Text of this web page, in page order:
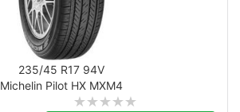
235/45 R17 94V
Michelin Pilot HX MXM4